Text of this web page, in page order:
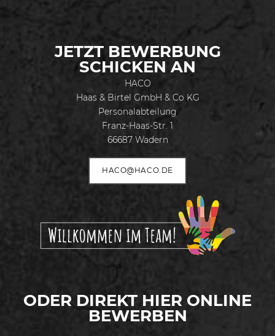
JETZT BEWERBUNG
SCHICKEN AN
HACO
Haas & Birtel GmbH & Co KG
Personalabteilung
Franz-Haas-Str. 1
66687 Wadern
HACO@HACO.DE
ODER DIREKT HIER ONLINE
BEWERBEN